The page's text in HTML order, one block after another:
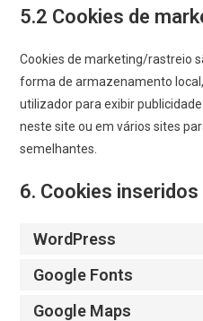
5.2 Cookies de
Cookies de marketing/rastreio
forma de armazenamento
utilizador para exibir
neste site ou em vários sites
semelhantes.
6. Cookies inseridos
WordPress
Google Fonts
Google Maps